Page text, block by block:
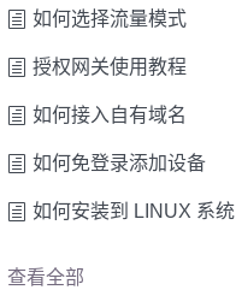
如何选择流量模式
授权网关使用教程
如何接入自有域名
如何免登录添加设备
如何安装到 LINUX 系统
查看全部